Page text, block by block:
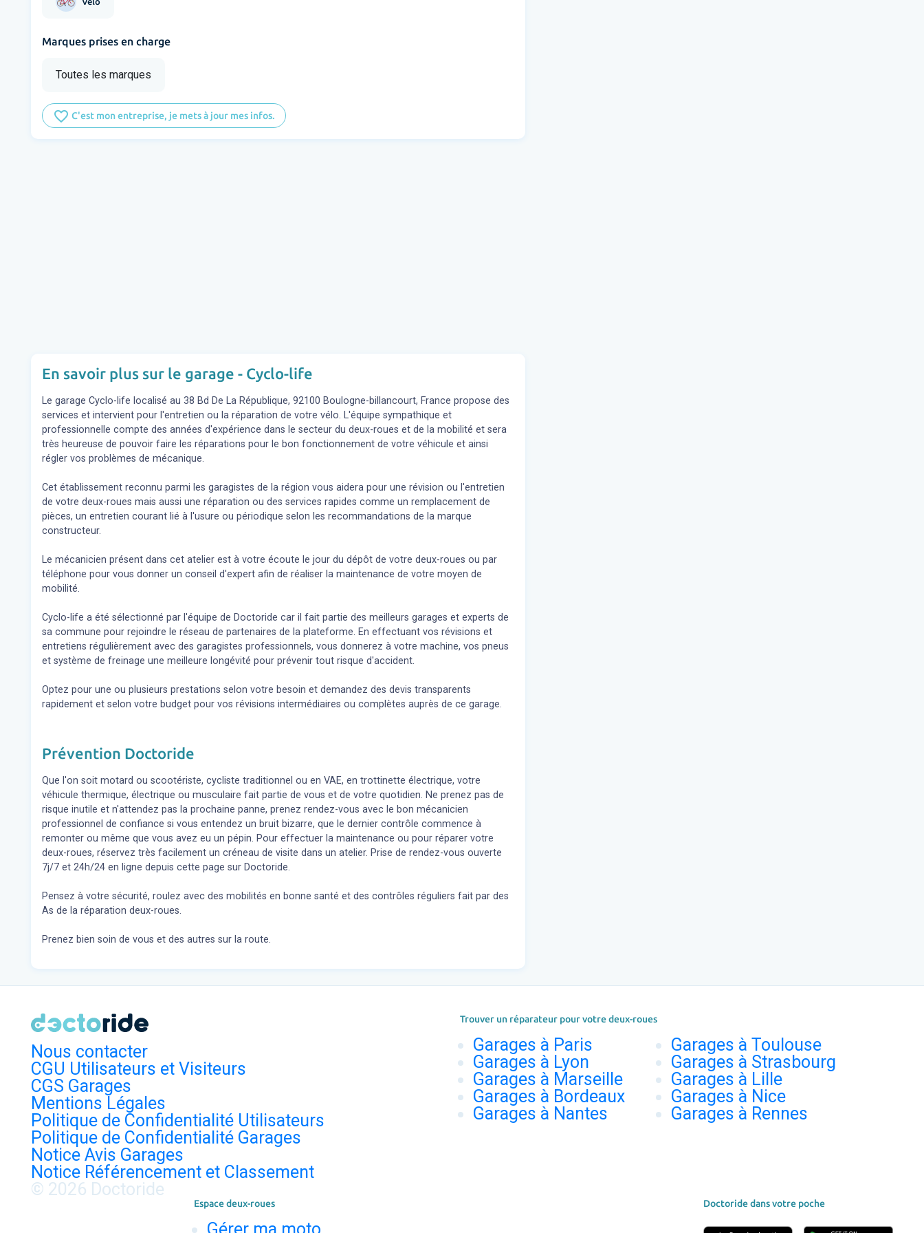
Marques prises en charge
Toutes les marques
favorite_border C'est mon entreprise, je mets à jour mes infos.
En savoir plus sur le garage - Cyclo-life
Le garage Cyclo-life localisé au 38 Bd De La République, 92100 Boulogne-billancourt, France propose des
services et intervient pour l'entretien ou la réparation de votre vélo. L'équipe sympathique et
professionnelle compte des années d'expérience dans le secteur du deux-roues et de la mobilité et sera
très heureuse de pouvoir faire les réparations pour le bon fonctionnement de votre véhicule et ainsi
régler vos problèmes de mécanique.
Cet établissement reconnu parmi les garagistes de la région vous aidera pour une révision ou l'entretien
de votre deux-roues mais aussi une réparation ou des services rapides comme un remplacement de
pièces, un entretien courant lié à l'usure ou périodique selon les recommandations de la marque
constructeur.
Le mécanicien présent dans cet atelier est à votre écoute le jour du dépôt de votre deux-roues ou par
téléphone pour vous donner un conseil d'expert afin de réaliser la maintenance de votre moyen de
mobilité.
Cyclo-life a été sélectionné par l'équipe de Doctoride car il fait partie des meilleurs garages et experts de
sa commune pour rejoindre le réseau de partenaires de la plateforme. En effectuant vos révisions et
entretiens régulièrement avec des garagistes professionnels, vous donnerez à votre machine, vos pneus
et système de freinage une meilleure longévité pour prévenir tout risque d'accident.
Optez pour une ou plusieurs prestations selon votre besoin et demandez des devis transparents
rapidement et selon votre budget pour vos révisions intermédiaires ou complètes auprès de ce garage.
Prévention Doctoride
Que l'on soit motard ou scootériste, cycliste traditionnel ou en VAE, en trottinette électrique, votre
véhicule thermique, électrique ou musculaire fait partie de vous et de votre quotidien. Ne prenez pas de
risque inutile et n'attendez pas la prochaine panne, prenez rendez-vous avec le bon mécanicien
professionnel de confiance si vous entendez un bruit bizarre, que le dernier contrôle commence à
remonter ou même que vous avez eu un pépin. Pour effectuer la maintenance ou pour réparer votre
deux-roues, réservez très facilement un créneau de visite dans un atelier. Prise de rendez-vous ouverte
7j/7 et 24h/24 en ligne depuis cette page sur Doctoride.
Pensez à votre sécurité, roulez avec des mobilités en bonne santé et des contrôles réguliers fait par des
As de la réparation deux-roues.
Prenez bien soin de vous et des autres sur la route.
Nous contacter
CGU Utilisateurs et Visiteurs
CGS Garages
Mentions Légales
Politique de Confidentialité Utilisateurs
Politique de Confidentialité Garages
Notice Avis Garages
Notice Référencement et Classement
© 2026 Doctoride
Trouver un réparateur pour votre deux-roues
Garages à Paris
Garages à Lyon
Garages à Marseille
Garages à Bordeaux
Garages à Nantes
Garages à Toulouse
Garages à Strasbourg
Garages à Lille
Garages à Nice
Garages à Rennes
Espace deux-roues Doctoride dans votre poche